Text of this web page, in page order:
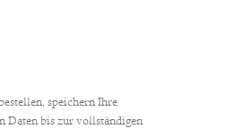
speichern Ihre
Daten bis zur vollständigen